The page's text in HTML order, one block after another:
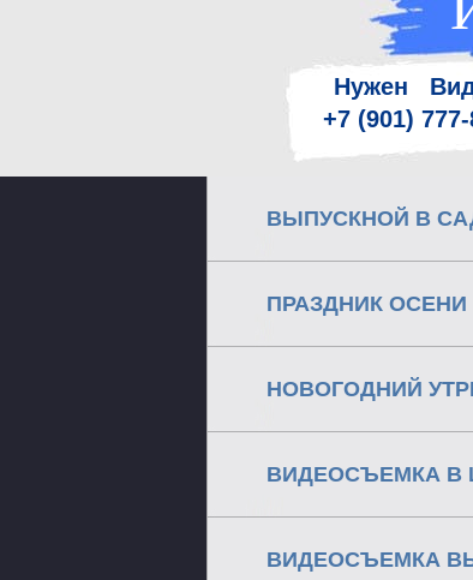
Нужен
+7 (901)
ВЫПУСКНОЙ В
ПРАЗДНИК ОСЕНИ
НОВОГОДНИЙ
ВИДЕОСЪЕМКА В
ВИДЕОСЪЕМКА